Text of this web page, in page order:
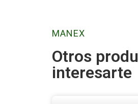
MANEX
Otros
interesarte